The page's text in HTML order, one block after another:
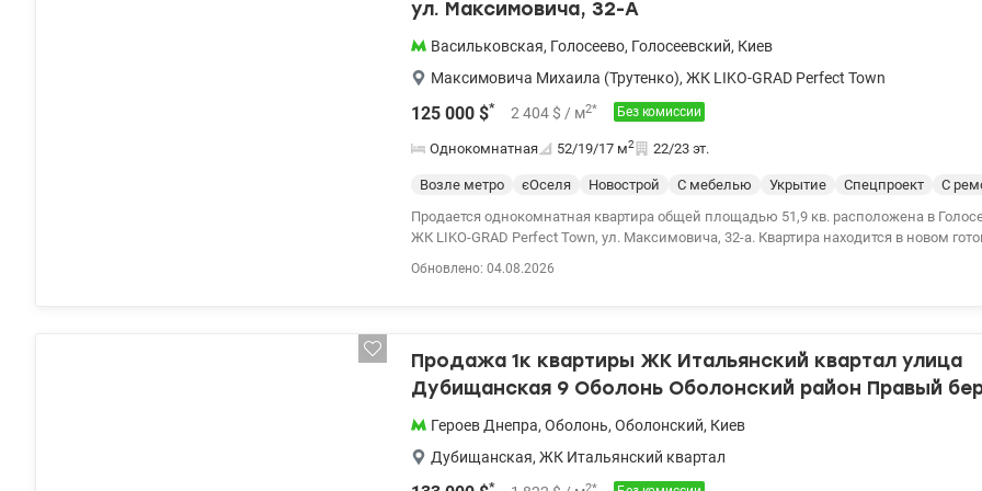
ул. Максимовича, 32-А
Васильковская, Голосеево, Голосеевский, Киев
Максимовича Михаила (Трутенко), ЖК LIKO-GRAD Perfect Town
125 000 $* 2 404 $ / м2* Без комиссии
Однокомнатная 52/19/17 м2 22/23 эт.
Возле метро єОселя Новострой С мебелью Укрытие Спецпроект
С
Продается однокомнатная квартира общей площадью 51,9 кв. расположена в
ЖК LIKO-GRAD Perfect Town, ул. Максимовича, 32-а. Квартира находится в новом
машиной, комодом и кофейным столиком. Санузел – душевой кабиней, бойлером.
содержимым шкафом. Все комнаты имеют разные варианты освещения – от яркого
уютного. Заведена вода, установлены электрические радиаторы, окна REHAU,
Дом построен по монолитно-каркасной технологии, стены из газоблока, фасад
ватой. В доме работает генератор. При выключении света есть вода, отопление,
общего пользования, работают лифты. Отопление автономное (в доме).
дома на 1 этаже и придомовой территории. Есть подземный паркинг. Первые этажи
Обновлено: 04.08.2026
Продажа 1к квартиры ЖК Итальянский квартал улица
Дубищанская 9 Оболонь Оболонский район Правый
Героев Днепра, Оболонь, Оболонский, Киев
Дубищанская, ЖК Итальянский квартал
* 2*